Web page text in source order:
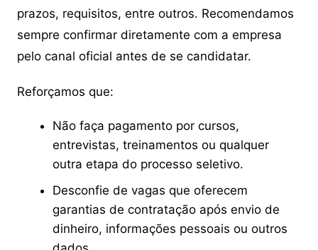
prazos, requisitos, entre outros. Recomendamos
sempre confirmar diretamente com a empresa
pelo canal oficial antes de se candidatar.
Reforçamos que:
Não faça pagamento por cursos,
entrevistas, treinamentos ou qualquer
outra etapa do processo seletivo.
Desconfie de vagas que oferecem
garantias de contratação após envio de
dinheiro, informações pessoais ou outros